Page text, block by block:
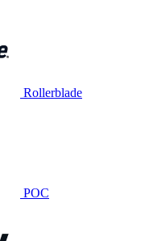
Rollerblade
POC